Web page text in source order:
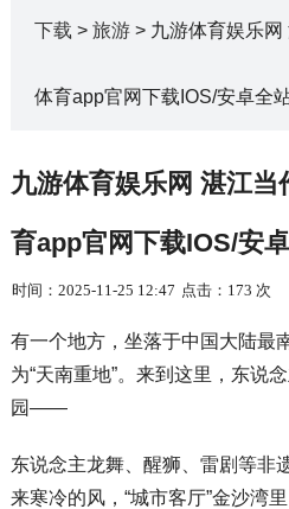
下载 > 旅游 > 九游体育娱乐
体育app官网下载IOS/安卓全
九游体育娱乐网 湛江当
育app官网下载IOS/安
时间：2025-11-25 12:47 点击：173 次
有一个地方，坐落于中国大陆最
为“天南重地”。来到这里，东说
园——
东说念主龙舞、醒狮、雷剧等非
来寒冷的风，“城市客厅”金沙湾